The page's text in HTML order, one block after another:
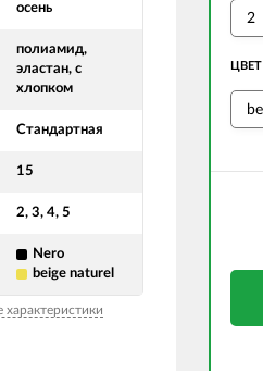
осень
полиамид,
эластан, с
хлопком
Стандартная
15
2, 3, 4, 5
Nero
beige naturel
характеристики
ЦВЕТ